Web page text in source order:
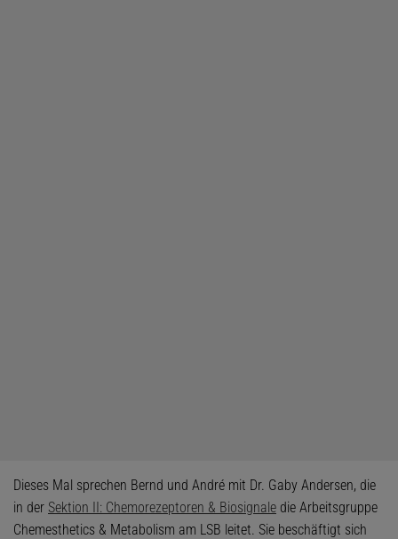
Dieses Mal sprechen Bernd und André mit Dr. Gaby Andersen, die
in der Sektion II: Chemorezeptoren & Biosignale die Arbeitsgruppe
Chemesthetics & Metabolism am LSB leitet. Sie beschäftigt sich